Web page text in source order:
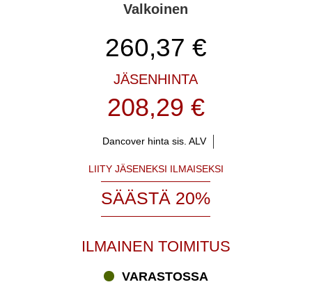
Valkoinen
260,37 €
JÄSENHINTA
208,29 €
Dancover hinta sis. ALV
LIITY JÄSENEKSI ILMAISEKSI
SÄÄSTÄ 20%
ILMAINEN TOIMITUS
VARASTOSSA